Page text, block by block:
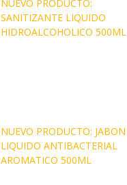
NUEVO PRODUCTO:
SANITIZANTE LIQUIDO
HIDROALCOHOLICO 500ML
NUEVO PRODUCTO: JABON
LIQUIDO ANTIBACTERIAL
AROMATICO 500ML